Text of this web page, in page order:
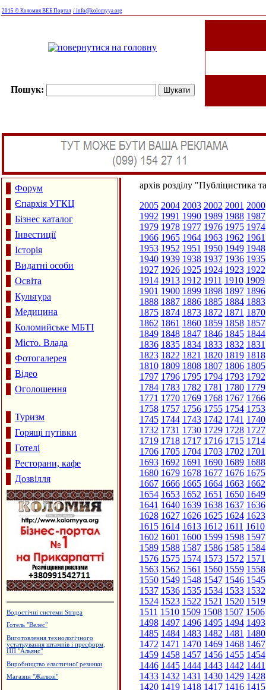
2015 © Коломия ВЕБ Портал / info@kolomyya.org
Пошук:
Форум
Єпархія УГКЦ
Бізнес каталог
Інвестиції
Історія
Видатні особи
Освіта
Культура
Медицина
Коломийське МБТІ
Місто. Влада
Фотогалерея
Відео
Оголошення
Туризм
Горящі путівки
Готелі
Ресторани, кафе
Дозвілля
Водостічні системи Struga
Готель "Велес"
Виготовлення технологічного
устаткування штампів і пресформ,
ПП "Альянс"
Виробництво еластичної резинки
Магазин "Жалюзі"
архів розділу "Публіцистика
2005 2004 2003 2002 2001 2000
1992 1991 1990 1989 1988 1987
1979 1978 1977 1976 1975 1974
1966 1965 1964 1963 1962 1961
1953 1952 1951 1950 1949 1948
1940 1939 1938 1937 1936 1935
1927 1926 1925 1924 1923 1922
1914 1913 1912 1911 1910 1909
1901 1900 1899 1898 1897 1896
1888 1887 1886 1885 1884 1883
1875 1874 1873 1872 1871 1870
1862 1861 1860 1859 1858 1857
1849 1848 1847 1846 1845 1844
1836 1835 1834 1833 1832 1831
1823 1822 1821 1820 1819 1818
1810 1809 1808 1807 1806 1805
1797 1796 1795 1794 1793 1792
1784 1783 1782 1781 1780 1779
1771 1770 1769 1768 1767 1766
1758 1757 1756 1755 1754 1753
1745 1744 1743 1742 1741 1740
1732 1731 1730 1729 1728 1727
1719 1718 1717 1716 1715 1714
1706 1705 1704 1703 1702 1701
1693 1692 1691 1690 1689 1688
1680 1679 1678 1677 1676 1675
1667 1666 1665 1664 1663 1662
1654 1653 1652 1651 1650 1649
1641 1640 1639 1638 1637 1636
1628 1627 1626 1625 1624 1623
1615 1614 1613 1612 1611 1610
1602 1601 1600 1599 1598 1597
1589 1588 1587 1586 1585 1584
1576 1575 1574 1573 1572 1571
1563 1562 1561 1560 1559 1558
1550 1549 1548 1547 1546 1545
1537 1536 1535 1534 1533 1532
1524 1523 1522 1521 1520 1519
1511 1510 1509 1508 1507 1506
1498 1497 1496 1495 1494 1493
1485 1484 1483 1482 1481 1480
1472 1471 1470 1469 1468 1467
1459 1458 1457 1456 1455 1454
1446 1445 1444 1443 1442 1441
1433 1432 1431 1430 1429 1428
1420 1419 1418 1417 1416 1415